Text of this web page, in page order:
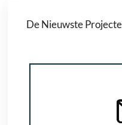
De Nieuwste